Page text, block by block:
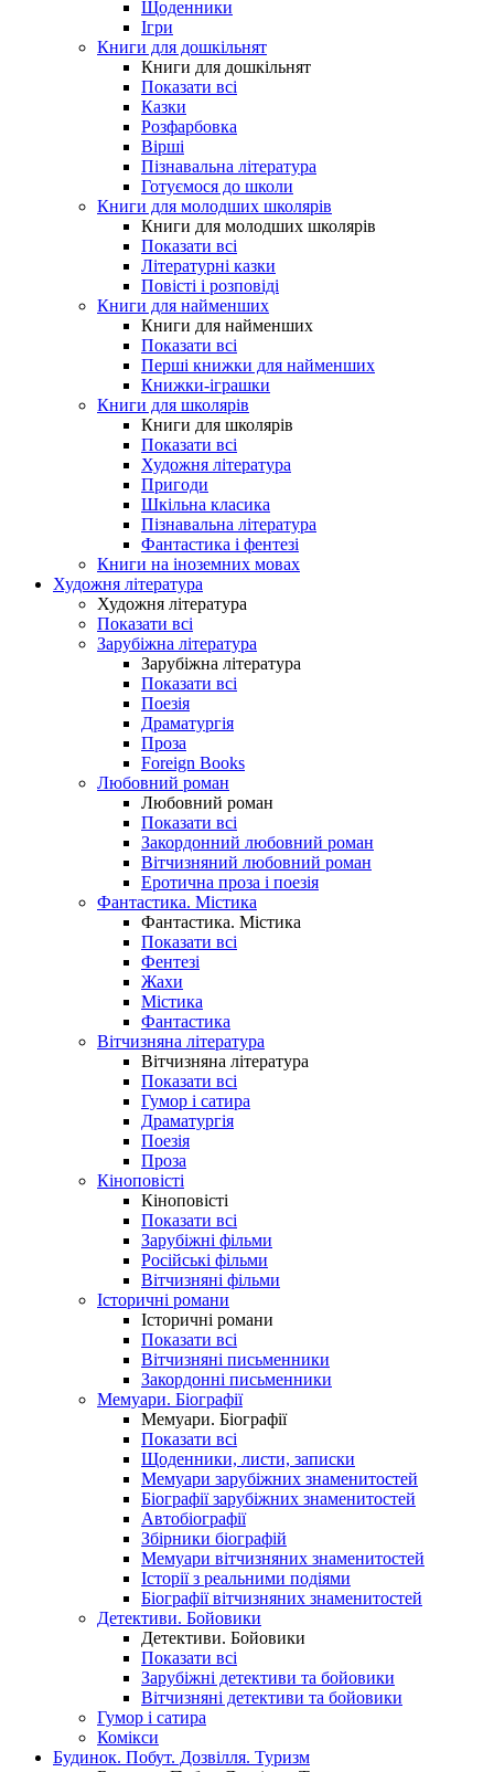
Щоденники
Ігри
Книги для дошкільнят
Книги для дошкільнят
Показати всі
Казки
Розфарбовка
Вірші
Пізнавальна література
Готуємося до школи
Книги для молодших школярів
Книги для молодших школярів
Показати всі
Літературні казки
Повісті і розповіді
Книги для найменших
Книги для найменших
Показати всі
Перші книжки для найменших
Книжки-іграшки
Книги для школярів
Книги для школярів
Показати всі
Художня література
Пригоди
Шкільна класика
Пізнавальна література
Фантастика і фентезі
Книги на іноземних мовах
Художня література
Художня література
Показати всі
Зарубіжна література
Зарубіжна література
Показати всі
Поезія
Драматургія
Проза
Foreign Books
Любовний роман
Любовний роман
Показати всі
Закордонний любовний роман
Вітчизняний любовний роман
Еротична проза і поезія
Фантастика. Містика
Фантастика. Містика
Показати всі
Фентезі
Жахи
Містика
Фантастика
Вітчизняна література
Вітчизняна література
Показати всі
Гумор і сатира
Драматургія
Поезія
Проза
Кіноповісті
Кіноповісті
Показати всі
Зарубіжні фільми
Російські фільми
Вітчизняні фільми
Історичні романи
Історичні романи
Показати всі
Вітчизняні письменники
Закордонні письменники
Мемуари. Біографії
Мемуари. Біографії
Показати всі
Щоденники, листи, записки
Мемуари зарубіжних знаменитостей
Біографії зарубіжних знаменитостей
Автобіографії
Збірники біографій
Мемуари вітчизняних знаменитостей
Історії з реальними подіями
Біографії вітчизняних знаменитостей
Детективи. Бойовики
Детективи. Бойовики
Показати всі
Зарубіжні детективи та бойовики
Вітчизняні детективи та бойовики
Гумор і сатира
Комікси
Будинок. Побут. Дозвілля. Туризм